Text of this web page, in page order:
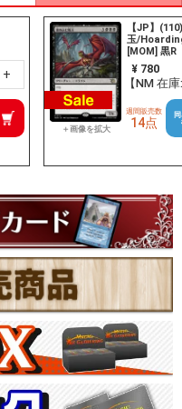
+
【JP】
玉/
[MOM] 黒R
¥ 780
【NM 在
週間販売数
14点